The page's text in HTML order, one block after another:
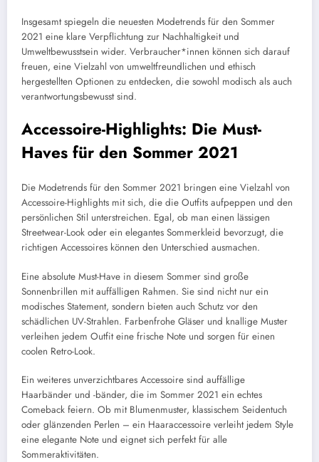
Insgesamt spiegeln die neuesten Modetrends für den Sommer
2021 eine klare Verpflichtung zur Nachhaltigkeit und
Umweltbewusstsein wider. Verbraucher*innen können sich darauf
freuen, eine Vielzahl von umweltfreundlichen und ethisch
hergestellten Optionen zu entdecken, die sowohl modisch als auch
verantwortungsbewusst sind.
Accessoire-Highlights: Die Must-
Haves für den Sommer 2021
Die Modetrends für den Sommer 2021 bringen eine Vielzahl von
Accessoire-Highlights mit sich, die die Outfits aufpeppen und den
persönlichen Stil unterstreichen. Egal, ob man einen lässigen
Streetwear-Look oder ein elegantes Sommerkleid bevorzugt, die
richtigen Accessoires können den Unterschied ausmachen.
Eine absolute Must-Have in diesem Sommer sind große
Sonnenbrillen mit auffälligen Rahmen. Sie sind nicht nur ein
modisches Statement, sondern bieten auch Schutz vor den
schädlichen UV-Strahlen. Farbenfrohe Gläser und knallige Muster
verleihen jedem Outfit eine frische Note und sorgen für einen
coolen Retro-Look.
Ein weiteres unverzichtbares Accessoire sind auffällige
Haarbänder und -bänder, die im Sommer 2021 ein echtes
Comeback feiern. Ob mit Blumenmuster, klassischem Seidentuch
oder glänzenden Perlen – ein Haaraccessoire verleiht jedem Style
eine elegante Note und eignet sich perfekt für alle
Sommeraktivitäten.